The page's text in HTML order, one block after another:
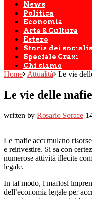
News
Politica
Economia
Arte & Cultura
Estero
Storia dei
Speciale Craxi
Chi siamo
Home Attualità Le vie
Le vie delle
written by Rosario Sorace
Le mafie accumulano
e reinvestire. Si sa con
numerose attività illecite
legale.
In tal modo, i mafiosi
dell’economia legale per